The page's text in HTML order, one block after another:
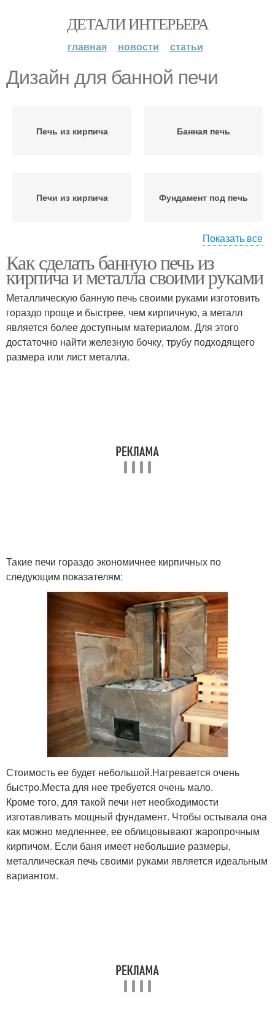
ДЕТАЛИ ИНТЕРЬЕРА
главная новости статьи
Дизайн для банной печи
Печь из кирпича Банная печь
Печи из кирпича Фундамент под печь
Фундамент для банной
печи
Кладка для банной печи
Элементы в банную
печь
Дымоход в банной печи
Показать все
Как сделать банную печь из
кирпича и металла своими руками
Металлическую банную печь своими руками изготовить
гораздо проще и быстрее, чем кирпичную, а металл
является более доступным материалом. Для этого
достаточно найти железную бочку, трубу подходящего
размера или лист металла.
Такие печи гораздо экономичнее кирпичных по
следующим показателям:
Стоимость ее будет небольшой.Нагревается очень
быстро.Места для нее требуется очень мало.
Кроме того, для такой печи нет необходимости
изготавливать мощный фундамент. Чтобы остывала она
как можно медленнее, ее облицовывают жаропрочным
кирпичом. Если баня имеет небольшие размеры,
металлическая печь своими руками является идеальным
вариантом.